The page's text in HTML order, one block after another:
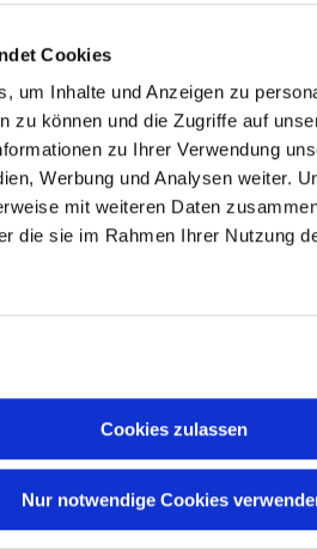
Cookies
um Inhalte und Anzeigen zu
zu können und die Zugriffe auf
zu Ihrer Verwendung
Werbung und Analysen weiter.
mit weiteren Daten
die sie im Rahmen Ihrer Nutzung
Cookies zulassen
Nur notwendige Cookies
5 /
+ 64
2)
4.0